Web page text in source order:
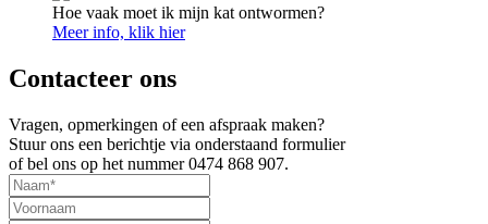
Hoe vaak moet ik mijn kat ontwormen?
Meer info, klik hier
Contacteer ons
Vragen, opmerkingen of een afspraak maken?
Stuur ons een berichtje via onderstaand formulier
of bel ons op het nummer 0474 868 907.